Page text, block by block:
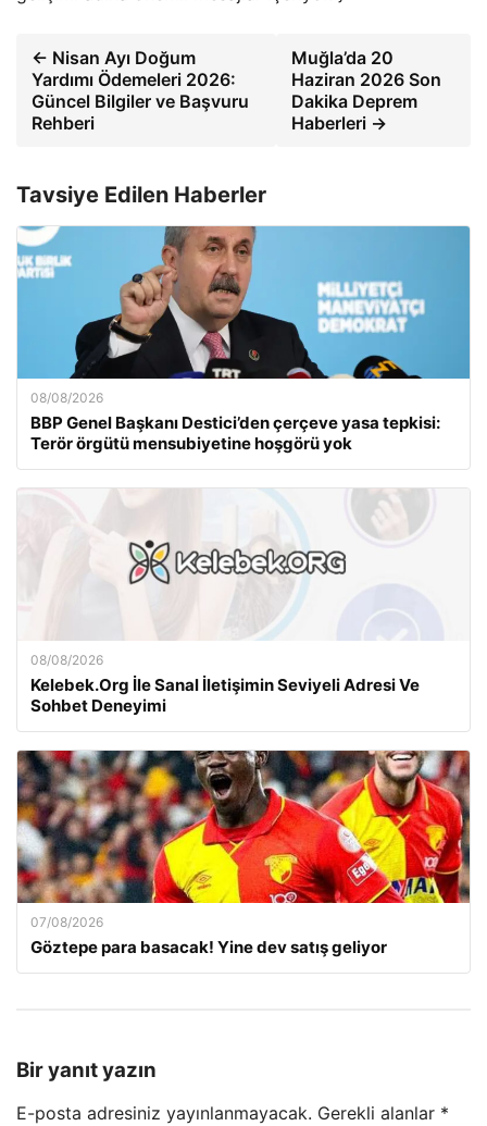
← Nisan Ayı Doğum
Yardımı Ödemeleri 2026:
Güncel Bilgiler ve Başvuru
Rehberi
Muğla’da 20
Haziran 2026 Son
Dakika Deprem
Haberleri →
Tavsiye Edilen Haberler
08/08/2026
BBP Genel Başkanı Destici’den çerçeve yasa tepkisi:
Terör örgütü mensubiyetine hoşgörü yok
08/08/2026
Kelebek.Org İle Sanal İletişimin Seviyeli Adresi Ve
Sohbet Deneyimi
07/08/2026
Göztepe para basacak! Yine dev satış geliyor
Bir yanıt yazın
E-posta adresiniz yayınlanmayacak. Gerekli alanlar *